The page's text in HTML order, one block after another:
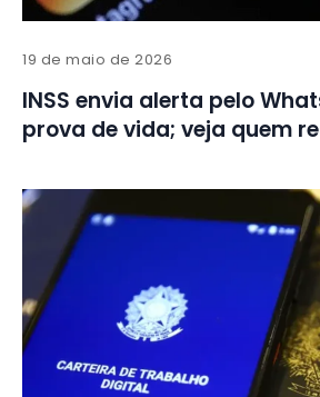
19 de maio de 2026
INSS envia alerta pelo
prova de vida; veja quem